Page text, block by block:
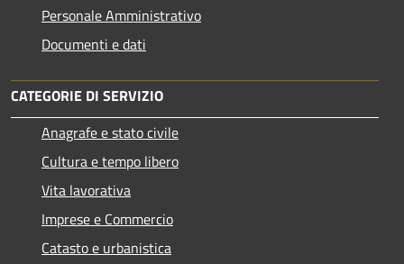
Personale Amministrativo
Documenti e dati
CATEGORIE DI SERVIZIO
Anagrafe e stato civile
Cultura e tempo libero
Vita lavorativa
Imprese e Commercio
Catasto e urbanistica